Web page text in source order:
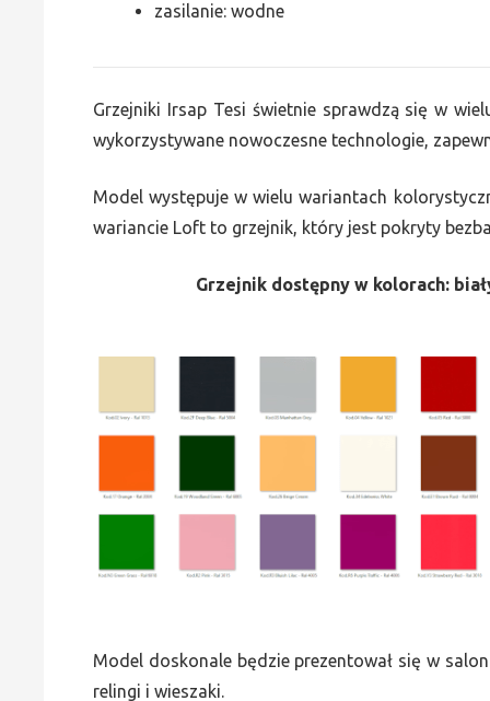
zasilanie: wodne
Grzejniki Irsap Tesi świetnie sprawdzą się w
wykorzystywane nowoczesne technologie,
Model występuje w wielu wariantach
wariancie Loft to grzejnik, który jest pokryty
Grzejnik dostępny w kolorach:
Model doskonale będzie prezentował się w
relingi i wieszaki.